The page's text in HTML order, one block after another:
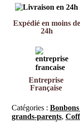
Expédié en moins de
24h
Entreprise
Française
Catégories :
grands-parents,